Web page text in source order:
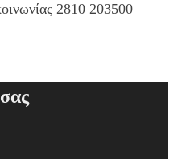
2810 203500